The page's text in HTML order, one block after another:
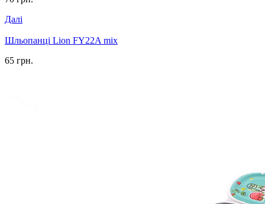
Далі
Шльопанці Lion FY22A mix
65 грн.